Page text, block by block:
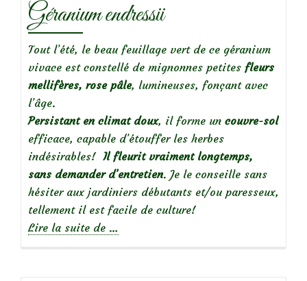
Géranium endressii
Tout l’été, le beau feuillage vert de ce géranium
vivace est constellé de mignonnes petites fleurs
mellifères, rose pâle, lumineuses, fonçant avec
l’âge.
Persistant en climat doux, il forme un couvre-sol
efficace, capable d’étouffer les herbes
indésirables! Il fleurit vraiment longtemps,
sans demander d’entretien. Je le conseille sans
hésiter aux jardiniers débutants et/ou paresseux,
tellement il est facile de culture!
Lire la suite de …